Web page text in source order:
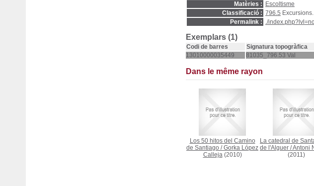
Matèries :
Escoltisme
Classificació : 796.5
Permalink : ./
Exemplars (1)
Codi de barres Signatura topogràfica
13010000035449
81035_796.53 Val
Dans le même rayon
Los 50 hitos del Camino
de Santiago /Gorka López
Calleja(2010)
La catedral de
de l'Alguer /Antoni
(2011)